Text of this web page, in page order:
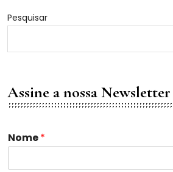
Pesquisar
Assine a nossa Newsletter
N
o
e
Nome*